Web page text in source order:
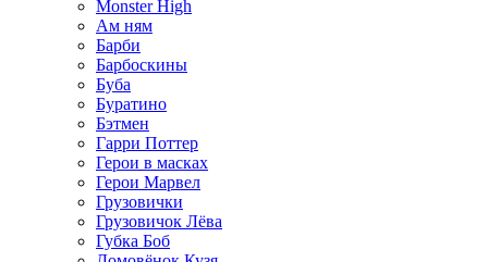
Monster High
Ам ням
Барби
Барбоскины
Буба
Буратино
Бэтмен
Гарри Поттер
Герои в масках
Герои Марвел
Грузовички
Грузовичок Лёва
Губка Боб